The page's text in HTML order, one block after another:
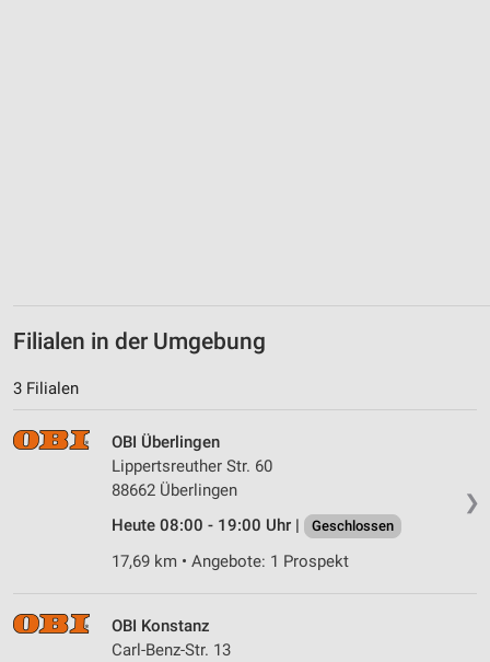
Filialen in der Umgebung
3 Filialen
❯
OBI Überlingen
Lippertsreuther Str. 60
88662 Überlingen
Heute 08:00 - 19:00 Uhr |
Geschlossen
17,69 km • Angebote: 1 Prospekt
OBI Konstanz
Carl-Benz-Str. 13
Inhalten
IAB-Besonderheiten:
Verwendung genauer Standortdaten
Informationen identifizieren
Notwendig